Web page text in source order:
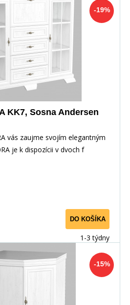
-19%
KK7, Sosna Andersen
vás zaujme svojím elegantným
je k dispozícii v dvoch f
DO KOŠÍKA
1-3 týdny
-15%